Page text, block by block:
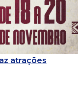
atrações